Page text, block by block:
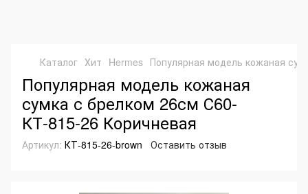
Каталог Хит Hermes Популярная модель кожаная
Популярная модель кожаная
сумка с брелком 26см С60-
КТ-815-26 Коричневая
Артикул: КТ-815-26-brown Оставить отзыв